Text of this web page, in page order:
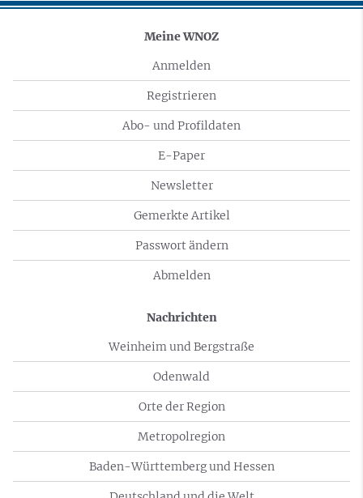
Meine WNOZ
Anmelden
Registrieren
Abo- und Profildaten
E-Paper
Newsletter
Gemerkte Artikel
Passwort ändern
Abmelden
Nachrichten
Weinheim und Bergstraße
Odenwald
Orte der Region
Metropolregion
Baden-Württemberg und Hessen